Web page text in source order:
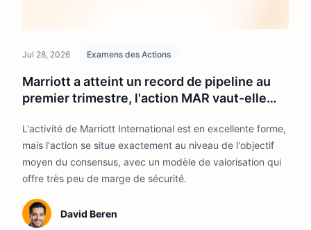
Jul 28, 2026 Examens des Actions
Marriott a atteint un record de pipeline au
premier trimestre, l'action MAR vaut-elle
L'activité de Marriott International est en excellente forme,
mais l'action se situe exactement au niveau de l'objectif
moyen du consensus, avec un modèle de valorisation qui
offre très peu de marge de sécurité.
David Beren